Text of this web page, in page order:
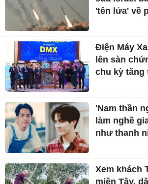
'tên lửa' về
Điện Máy
lên sàn
chu kỳ
'Nam thần
làm nghề
như thanh
Xem khách
miền Tây,